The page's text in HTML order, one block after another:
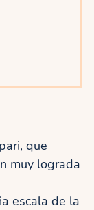
que
muy lograda
escala de la